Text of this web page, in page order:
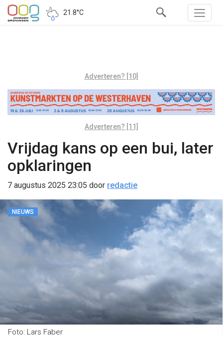
21.8°C
Adverteren? [10]
Adverteren? [11]
Vrijdag kans op een bui, later
opklaringen
7 augustus 2025 23:05 door redactie
NIEUWS
Foto: Lars Faber